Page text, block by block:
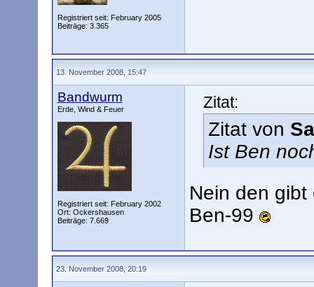
Registriert seit: February 2005
Beiträge: 3.365
13. November 2008, 15:47
Bandwurm
Erde, Wind & Feuer
Registriert seit: February 2002
Ort: Ockershausen
Beiträge: 7.669
Zitat:
Zitat von
Ist Ben
Nein den
Ben-99
23. November 2008, 20:19